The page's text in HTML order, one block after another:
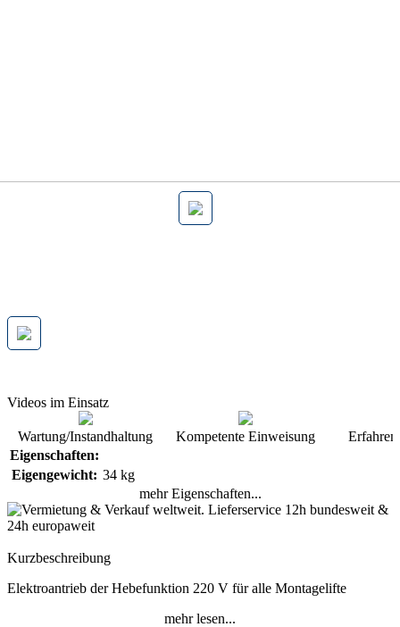
Videos im Einsatz
Wartung/Instandhaltung Kompetente Einweisung
Eigenschaften:
Eigengewicht: 34 kg
mehr Eigenschaften...
Kurzbeschreibung
Elektroantrieb der Hebefunktion 220 V für alle Montagelifte
mehr lesen...